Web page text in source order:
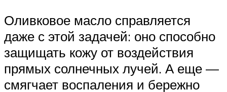
Оливковое масло справляется
даже с этой задачей: оно способно
защищать кожу от воздействия
прямых солнечных лучей. А еще —
смягчает воспаления и бережно